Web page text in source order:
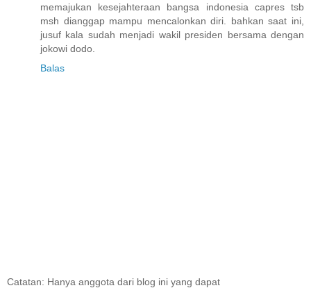
memajukan kesejahteraan bangsa indonesia capres tsb
msh dianggap mampu mencalonkan diri. bahkan saat ini,
jusuf kala sudah menjadi wakil presiden bersama dengan
jokowi dodo.
Balas
Catatan: Hanya anggota dari blog ini yang dapat